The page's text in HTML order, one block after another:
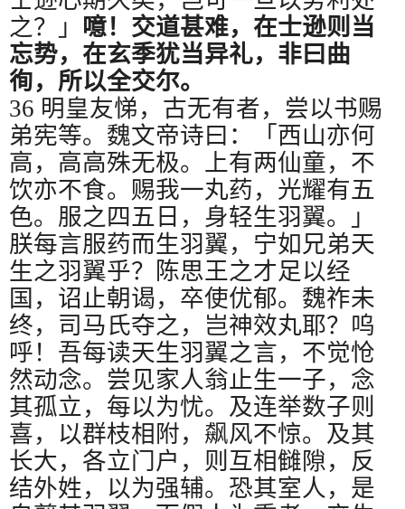
之？」 噫！交道甚难，在士逊则当
忘势，在玄季犹当异礼，非曰曲
徇，所以全交尔。
36 明皇友悌，古无有者，尝以书赐
弟宪等。魏文帝诗曰：「西山亦何
高，高高殊无极。上有两仙童，不
饮亦不食。赐我一丸药，光耀有五
色。服之四五日，身轻生羽翼。」
朕每言服药而生羽翼，宁如兄弟天
生之羽翼乎？陈思王之才足以经
国，诏止朝谒，卒使优郁。魏祚未
终，司马氏夺之，岂神效丸耶？呜
呼！吾每读天生羽翼之言，不觉怆
然动念。尝见家人翁止生一子，念
其孤立，每以为忧。及连举数子则
喜，以群枝相附，飙风不惊。及其
长大，各立门户，则互相雠隙，反
结外姓，以为强辅。恐其室人，是